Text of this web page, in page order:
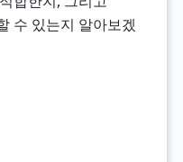
수 있는지 알아보겠